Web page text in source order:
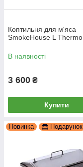
Коптильня для м'яса
SmokeHouse L Thermo
В наявності
3 600 ₴
Купити
Новинка Подарунок